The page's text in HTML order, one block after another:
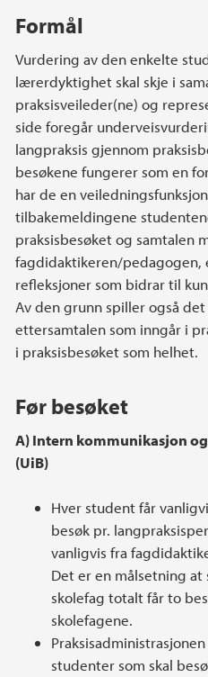
Hovedinnhold
Formål
Vurdering av den enkelte
lærerdyktighet skal skje i
praksisveileder(ne) og
side foregår
langpraksis gjennom
besøkene fungerer som en
har de en
tilbakemeldingene
praksisbesøket og samtalen
fagdidaktikeren/
refleksjoner som bidrar til
Av den grunn spiller også
ettersamtalen som inngår i
i praksisbesøket som helhet.
Før besøket
A) Intern kommunikasjon
(UiB)
Hver student får
besøk pr.
vanligvis fra
Det er en målsetning
skolefag totalt får to
skolefagene.
studenter som skal